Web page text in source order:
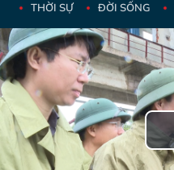
THỜI SỰ ĐỜI SỐNG